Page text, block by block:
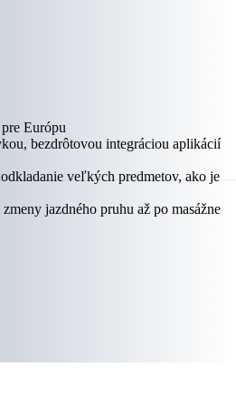
Európu
bezdrôtovou integráciou aplikácií
veľkých predmetov, ako je
jazdného pruhu až po masážne